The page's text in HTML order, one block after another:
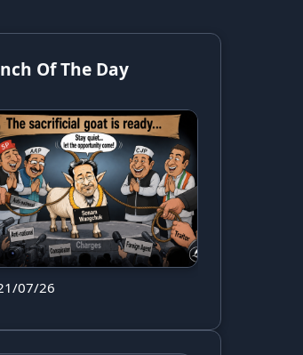
Of The Day
07/26